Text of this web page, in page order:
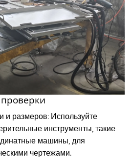
и размеров: Используйте
инструменты, такие
машины, для
чертежами.